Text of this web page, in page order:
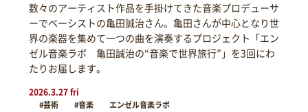
数々のアーティスト作品を手掛けてきた音楽プロデューサ
ーでベーシストの亀田誠治さん。亀田さんが中心となり世
界の楽器を集めて一つの曲を演奏するプロジェクト「エン
ゼル音楽ラボ 亀田誠治の“音楽で世界旅行”」を3回にわ
たりお届します。
2026.3.27 fri
#芸術 #音楽
エンゼル音楽ラボ